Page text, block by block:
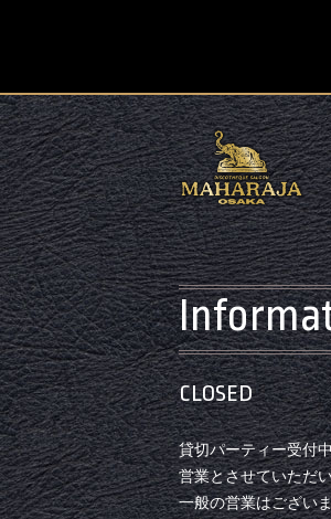
CLOSED
貸切パーティー受付
営業とさせていただ
一般の営業はござい